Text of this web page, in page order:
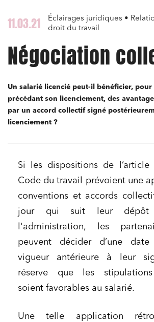
11.03.21
Éclairages juridiques •
droit du travail
Négociation
Un salarié licencié peut-il bénéficier,
précédant son licenciement, des
par un accord collectif signé
licenciement ?
Si les dispositions de l’article
Code du travail prévoient une
conventions et accords
jour qui suit leur dépôt
l'administration, les
peuvent décider d’une
vigueur antérieure à leur
réserve que les stipulations
soient favorables au salarié.
Une telle application